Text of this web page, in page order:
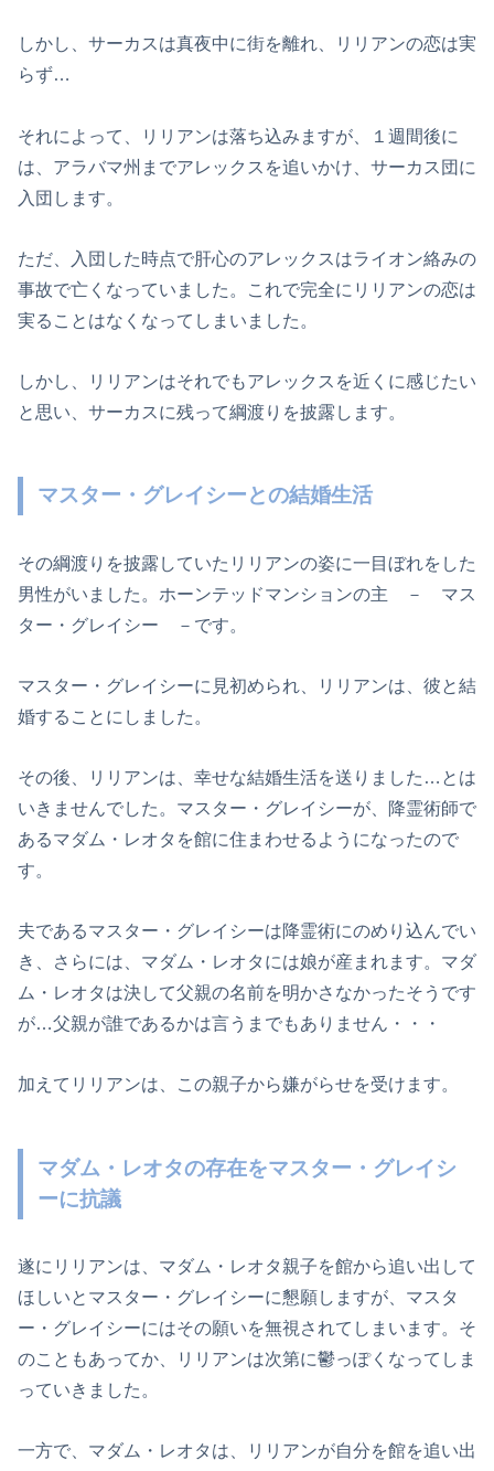
しかし、サーカスは真夜中に街を離れ、リリアンの恋は実
らず…
それによって、リリアンは落ち込みますが、１週間後に
は、アラバマ州までアレックスを追いかけ、サーカス団に
入団します。
ただ、入団した時点で肝心のアレックスはライオン絡みの
事故で亡くなっていました。これで完全にリリアンの恋は
実ることはなくなってしまいました。
しかし、リリアンはそれでもアレックスを近くに感じたい
と思い、サーカスに残って綱渡りを披露します。
マスター・グレイシーとの結婚生活
その綱渡りを披露していたリリアンの姿に一目ぼれをした
男性がいました。ホーンテッドマンションの主 － マス
ター・グレイシー －です。
マスター・グレイシーに見初められ、リリアンは、彼と結
婚することにしました。
その後、リリアンは、幸せな結婚生活を送りました…とは
いきませんでした。マスター・グレイシーが、降霊術師で
あるマダム・レオタを館に住まわせるようになったので
す。
夫であるマスター・グレイシーは降霊術にのめり込んでい
き、さらには、マダム・レオタには娘が産まれます。マダ
ム・レオタは決して父親の名前を明かさなかったそうです
が…父親が誰であるかは言うまでもありません・・・
加えてリリアンは、この親子から嫌がらせを受けます。
マダム・レオタの存在をマスター・グレイシ
ーに抗議
遂にリリアンは、マダム・レオタ親子を館から追い出して
ほしいとマスター・グレイシーに懇願しますが、マスタ
ー・グレイシーにはその願いを無視されてしまいます。そ
のこともあってか、リリアンは次第に鬱っぽくなってしま
っていきました。
一方で、マダム・レオタは、リリアンが自分を館を追い出